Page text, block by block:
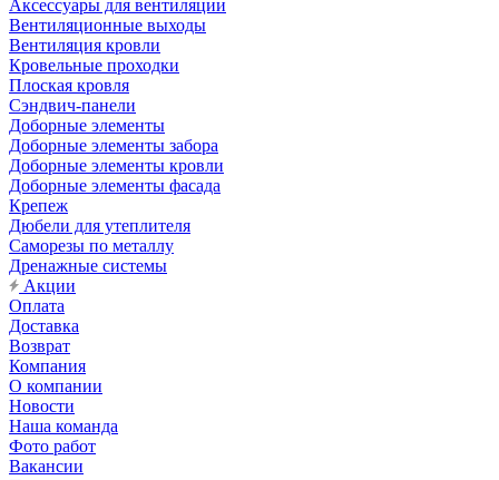
Аксессуары для вентиляции
Вентиляционные выходы
Вентиляция кровли
Кровельные проходки
Плоская кровля
Сэндвич-панели
Доборные элементы
Доборные элементы забора
Доборные элементы кровли
Доборные элементы фасада
Крепеж
Дюбели для утеплителя
Саморезы по металлу
Дренажные системы
Акции
Оплата
Доставка
Возврат
Компания
О компании
Новости
Наша команда
Фото работ
Вакансии